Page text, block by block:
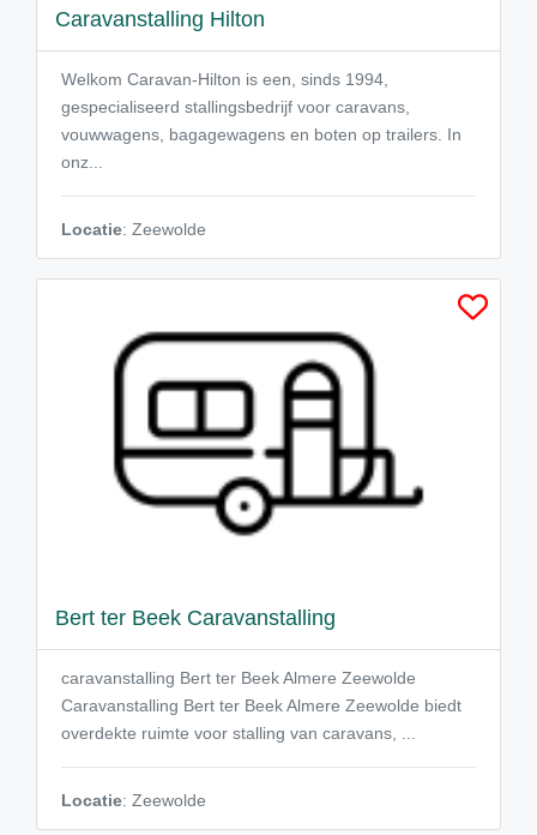
Caravanstalling Hilton
Welkom Caravan-Hilton is een, sinds 1994,
gespecialiseerd stallingsbedrijf voor caravans,
vouwwagens, bagagewagens en boten op trailers. In
onz...
Locatie: Zeewolde
Bert ter Beek Caravanstalling
caravanstalling Bert ter Beek Almere Zeewolde
Caravanstalling Bert ter Beek Almere Zeewolde biedt
overdekte ruimte voor stalling van caravans, ...
Locatie: Zeewolde